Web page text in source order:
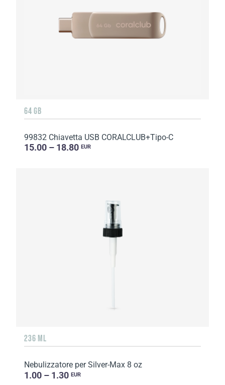
64 GB
99832 Chiavetta USB CORALCLUB+Tipo-C
15.00 – 18.80 EUR
236 ML
Nebulizzatore per Silver-Max 8 oz
1.00 – 1.30 EUR